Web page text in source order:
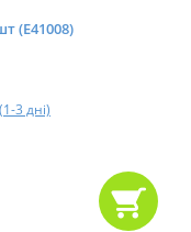
(E41008)
3 дні)